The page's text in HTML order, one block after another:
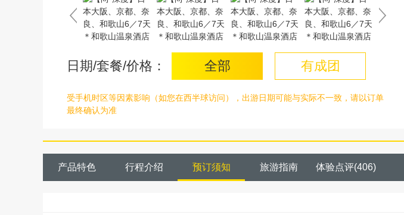
日期/套餐/价格： 全部 有成团
受手机时区等因素影响（如您在西半球访问），出游日期可能与实际不一致，请以订单
最终确认为准
产品特色 行程介绍 预订须知 旅游指南 体验点评(406)